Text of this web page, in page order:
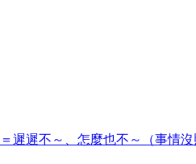
遲遲不～、怎麼也不～（事情